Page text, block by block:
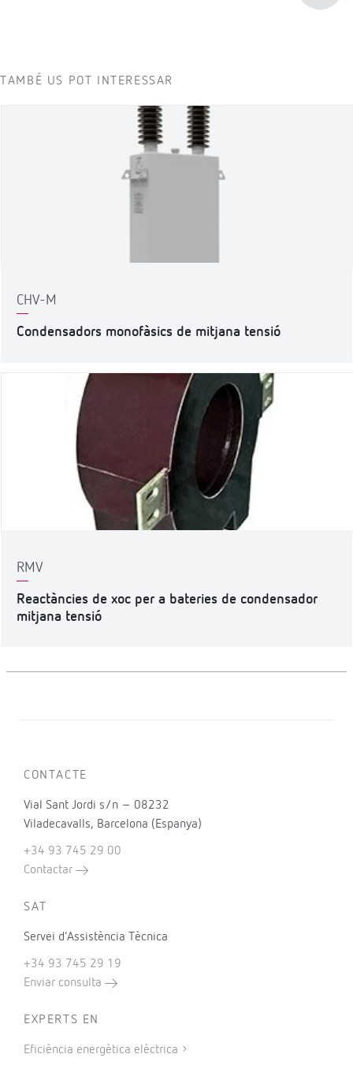
TAMBÉ US POT INTERESSAR
CHV-M
Condensadors monofàsics de mitjana tensió
RMV
Reactàncies de xoc per a bateries de condensador
mitjana tensió
CONTACTE
Vial Sant Jordi s/n – 08232
Viladecavalls, Barcelona (Espanya)
+34 93 745 29 00
Contactar
SAT
Servei d’Assistència Tècnica
+34 93 745 29 19
Enviar consulta
EXPERTS EN
Eficiència energètica elèctrica